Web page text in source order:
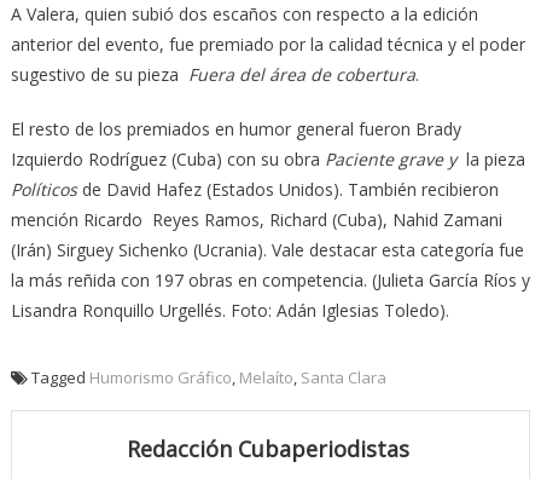
A Valera, quien subió dos escaños con respecto a la edición
anterior del evento, fue premiado por la calidad técnica y el poder
sugestivo de su pieza Fuera del área de cobertura.
El resto de los premiados en humor general fueron Brady
Izquierdo Rodríguez (Cuba) con su obra Paciente grave y la pieza
Políticosde David Hafez (Estados Unidos). También recibieron
mención Ricardo Reyes Ramos, Richard (Cuba), Nahid Zamani
(Irán) Sirguey Sichenko (Ucrania). Vale destacar esta categoría fue
la más reñida con 197 obras en competencia. (Julieta García Ríos y
Lisandra Ronquillo Urgellés. Foto: Adán Iglesias Toledo).
Tagged Humorismo Gráfico Melaíto Santa Clara
Redacción Cubaperiodistas